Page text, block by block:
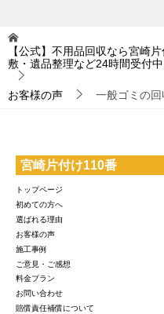
【公式】不用品回収なら宮崎
敷・遺品整理など24時間受付中
お客様の声 一般ゴミの
宮崎片付け110番
トップページ
初めての方へ
選ばれる理由
お客様の声
施工事例
ご意見・ご感想
料金プラン
お問い合わせ
賠償責任補償について